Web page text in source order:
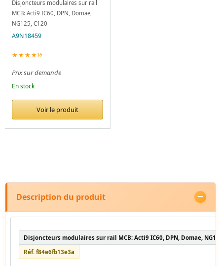
Disjoncteurs modulaires sur rail
MCB: Acti9 IC60, DPN, Domae,
NG125, C120
A9N18459
★★★★½
Prix sur demande
En stock
Voir le produit
Description du produit
Disjoncteurs modulaires sur rail MCB: Acti9 IC60, DPN, Domae,
Réf. f84e6fb13e3a